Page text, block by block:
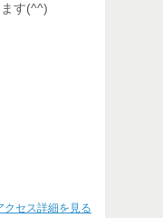
す(^^)
クセス詳細を見る